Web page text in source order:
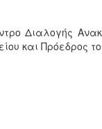
Διαλογής
και Πρόεδρος